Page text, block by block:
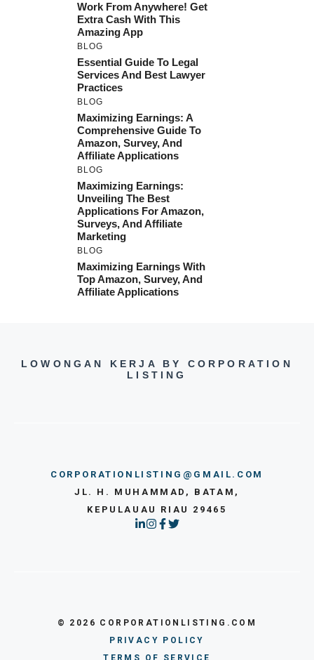
Work From Anywhere! Get
Extra Cash With This
Amazing App
BLOG
Essential Guide To Legal
Services And Best Lawyer
Practices
BLOG
Maximizing Earnings: A
Comprehensive Guide To
Amazon, Survey, And
Affiliate Applications
BLOG
Maximizing Earnings:
Unveiling The Best
Applications For Amazon,
Surveys, And Affiliate
Marketing
BLOG
Maximizing Earnings With
Top Amazon, Survey, And
Affiliate Applications
LOWONGAN KERJA BY CORPORATION
LISTING
CORPORATIONLISTING@GMAIL.COM
JL. H. MUHAMMAD, BATAM,
KEPULAUAU RIAU 29465
© 2026 CORPORATIONLISTING.COM
PRIVACY POLICY